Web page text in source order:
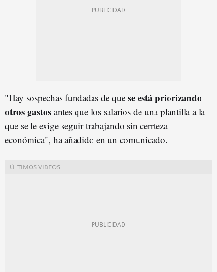
"Hay sospechas fundadas de que se está priorizando
otros gastos antes que los salarios de una plantilla a la
que se le exige seguir trabajando sin cerrteza
económica", ha añadido en un comunicado.